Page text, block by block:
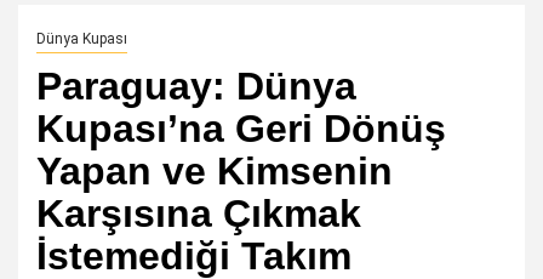
Dünya Kupası
Paraguay: Dünya
Kupası’na Geri Dönüş
Yapan ve Kimsenin
Karşısına Çıkmak
İstemediği Takım